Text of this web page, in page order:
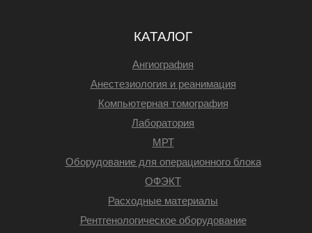
КАТАЛОГ
Ангиография
Анестезиология и реанимация
Компьютерная томография
Лаборатория
МРТ
Оборудование для операционного блока
ОФЭКТ
Расходные материалы
Рентгенологическое оборудование